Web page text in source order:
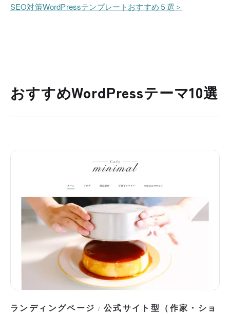
SEO対策WordPressテンプレートおすすめ５選＞
おすすめWordPressテーマ10選
ランディングページ / 公式サイト型（作家・ショ